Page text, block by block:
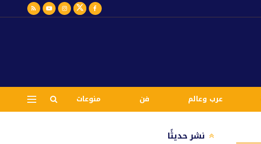
عرب وعالم فن منوعات
نشر حديثًا